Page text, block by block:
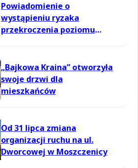
Powiadomienie o
wystąpieniu ryzaka
przekroczenia poziomu
„Bajkowa Kraina” otworzyła
swoje drzwi dla
mieszkańców
Od 31 lipca zmiana
organizacji ruchu na ul.
Dworcowej w Moszczenicy